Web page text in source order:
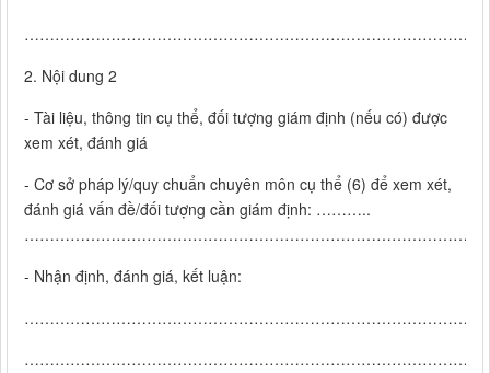
2. Nội dung 2
- Tài liệu, thông tin cụ thể, đối tượng giám định (nếu có) được
xem xét, đánh giá
- Cơ sở pháp lý/quy chuẩn chuyên môn cụ thể (6) để xem xét,
đánh giá vấn đề/đối tượng cần giám định: ………..
- Nhận định, đánh giá, kết luận: